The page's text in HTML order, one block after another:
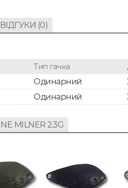
ВІДГУКИ (0)
Тип гачка
Одинарний
Одинарний
MILNER 2.3G